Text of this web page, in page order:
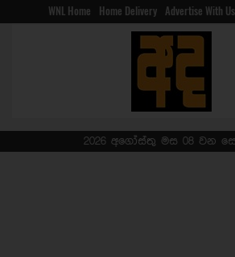
WNL Home Home Delivery Advertise With Us
2026 අගෝස්තු මස 08 වන